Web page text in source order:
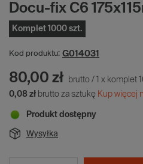
Docu-fix C6
Komplet 1000 szt.
Kod produktu: G014031
80,00 zł brutto / 1 x komplet
0,08 zł brutto za sztukę Kup więcej
Produkt dostępny
Wysyłka